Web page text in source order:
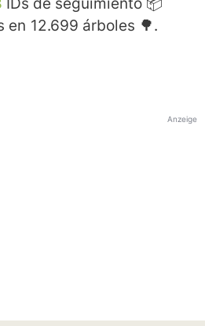
en 12.699 árboles 🌳.
Anzeige